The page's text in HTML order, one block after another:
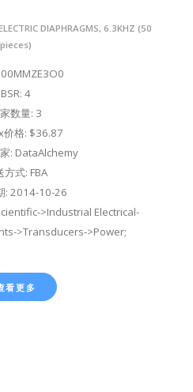
DIAPHRAGMS, 6.3KHZ (50
pieces)
BSR: 4
数量: 3
价格: $36.87
: DataAlchemy
方式: FBA
: 2014-10-26
>Industrial Electrical-
>Transducers->Power;
看更多